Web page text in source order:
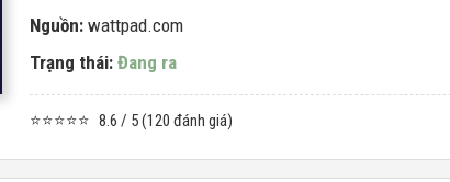
Nguồn: wattpad.com
Trạng thái: Đang ra
⭐⭐⭐⭐⭐ 8.6 / 5 (120 đánh giá)